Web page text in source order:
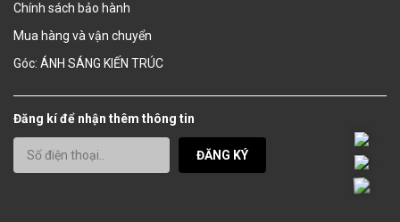
Chính sách bảo hành
Mua hàng và vận chuyển
Góc: ÁNH SÁNG KIẾN TRÚC
Đăng kí để nhận thêm thông tin